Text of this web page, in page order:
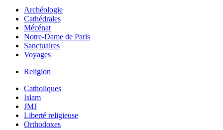
Archéologie
Cathédrales
Mécénat
Notre-Dame de Paris
Sanctuaires
Voyages
Religion
Catholiques
Islam
JMJ
Liberté religieuse
Orthodoxes